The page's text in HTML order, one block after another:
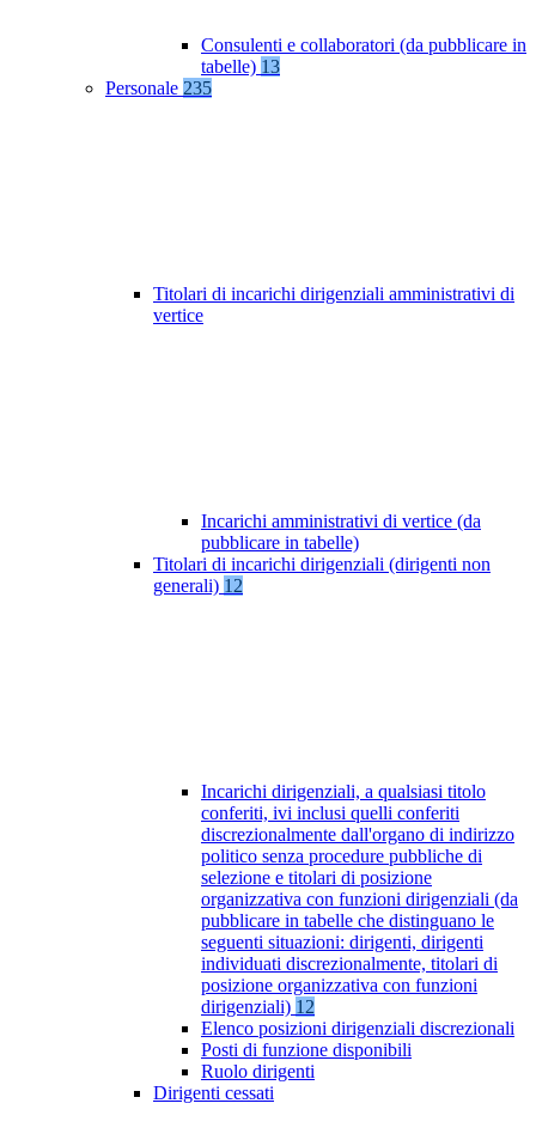
Consulenti e collaboratori (da pubblicare in
tabelle) 13
Personale 235
Titolari di incarichi dirigenziali amministrativi di
vertice
Incarichi amministrativi di vertice (da
pubblicare in tabelle)
Titolari di incarichi dirigenziali (dirigenti non
generali) 12
Incarichi dirigenziali, a qualsiasi titolo
conferiti, ivi inclusi quelli conferiti
discrezionalmente dall'organo di indirizzo
politico senza procedure pubbliche di
selezione e titolari di posizione
organizzativa con funzioni dirigenziali (da
pubblicare in tabelle che distinguano le
seguenti situazioni: dirigenti, dirigenti
individuati discrezionalmente, titolari di
posizione organizzativa con funzioni
dirigenziali) 12
Elenco posizioni dirigenziali discrezionali
Posti di funzione disponibili
Ruolo dirigenti
Dirigenti cessati